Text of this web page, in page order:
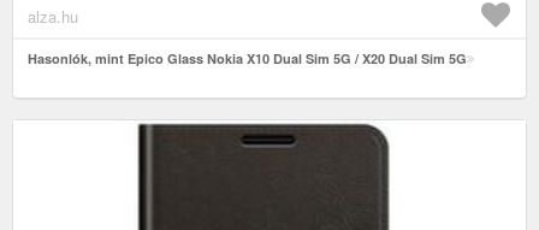
alza.hu
Hasonlók, mint Epico Glass Nokia X10 Dual Sim 5G / X20 Dual Sim 5G